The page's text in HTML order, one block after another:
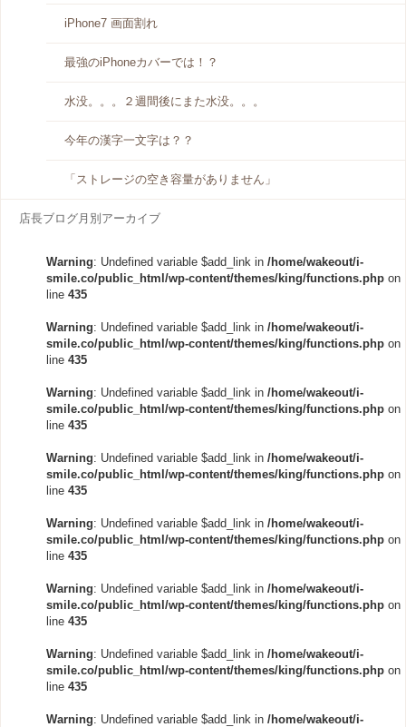
iPhone7 画面割れ
最強のiPhoneカバーでは！？
水没。。。２週間後にまた水没。。。
今年の漢字一文字は？？
「ストレージの空き容量がありません」
店長ブログ月別アーカイブ
Warning: Undefined variable $add_link in /home/wakeout/i-
smile.co/public_html/wp-content/themes/king/functions.php on
line 435
Warning: Undefined variable $add_link in /home/wakeout/i-
smile.co/public_html/wp-content/themes/king/functions.php on
line 435
Warning: Undefined variable $add_link in /home/wakeout/i-
smile.co/public_html/wp-content/themes/king/functions.php on
line 435
Warning: Undefined variable $add_link in /home/wakeout/i-
smile.co/public_html/wp-content/themes/king/functions.php on
line 435
Warning: Undefined variable $add_link in /home/wakeout/i-
smile.co/public_html/wp-content/themes/king/functions.php on
line 435
Warning: Undefined variable $add_link in /home/wakeout/i-
smile.co/public_html/wp-content/themes/king/functions.php on
line 435
Warning: Undefined variable $add_link in /home/wakeout/i-
smile.co/public_html/wp-content/themes/king/functions.php on
line 435
Warning: Undefined variable $add_link in /home/wakeout/i-